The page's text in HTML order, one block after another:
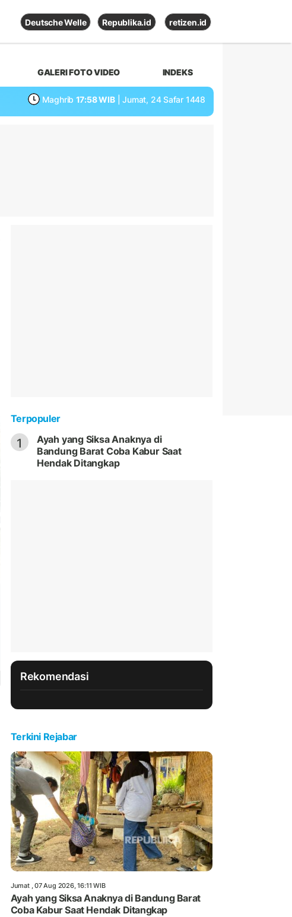
Deutsche Welle Republika.id retizen.id
GALERI FOTO VIDEO INDEKS
Maghrib 17:58 WIB | Jumat, 24 Safar 1448
Terpopuler
1
Ayah yang Siksa Anaknya di
Bandung Barat Coba Kabur Saat
Hendak Ditangkap
Rekomendasi
Terkini Rejabar
Jumat , 07 Aug 2026, 16:11 WIB
Ayah yang Siksa Anaknya di Bandung Barat
Coba Kabur Saat Hendak Ditangkap